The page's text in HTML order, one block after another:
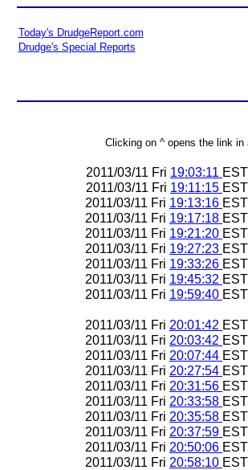
Today's DrudgeReport.com
Drudge's Special Reports
Clicking on ^ opens the link in
2011/03/11 Fri 19:03:11 EST
2011/03/11 Fri 19:11:15 EST
2011/03/11 Fri 19:13:16 EST
2011/03/11 Fri 19:17:18 EST
2011/03/11 Fri 19:21:20 EST
2011/03/11 Fri 19:27:23 EST
2011/03/11 Fri 19:33:26 EST
2011/03/11 Fri 19:45:32 EST
2011/03/11 Fri 19:59:40 EST
2011/03/11 Fri 20:01:42 EST
2011/03/11 Fri 20:03:42 EST
2011/03/11 Fri 20:07:44 EST
2011/03/11 Fri 20:27:54 EST
2011/03/11 Fri 20:31:56 EST
2011/03/11 Fri 20:33:58 EST
2011/03/11 Fri 20:35:58 EST
2011/03/11 Fri 20:37:59 EST
2011/03/11 Fri 20:50:06 EST
2011/03/11 Fri 20:58:10 EST